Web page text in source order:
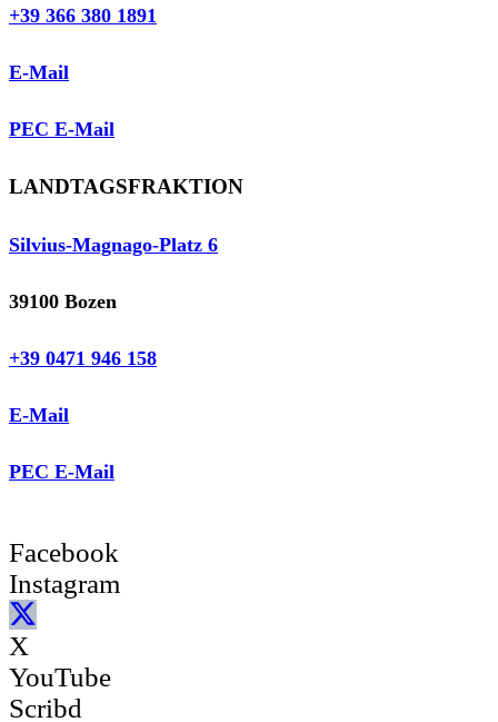
+39 366 380 1891
E-Mail
PEC E-Mail
LANDTAGSFRAKTION
Silvius-Magnago-Platz 6
39100 Bozen
+39 0471 946 158
E-Mail
PEC E-Mail
Facebook
Instagram
X
YouTube
Scribd